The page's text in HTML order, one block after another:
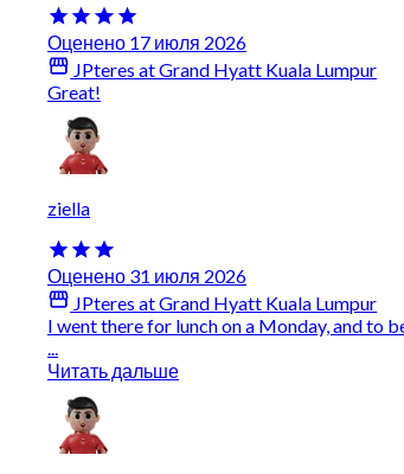
Оценено 17 июля 2026
JPteres at Grand Hyatt Kuala Lumpur
Great!
ziella
Оценено 31 июля 2026
JPteres at Grand Hyatt Kuala Lumpur
I went there for lunch on a Monday, and to
...
Читать дальше